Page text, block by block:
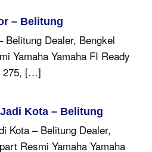
– Belitung
Belitung Dealer, Bengkel
Yamaha Yamaha FI Ready
275, […]
Kota – Belitung
Kota – Belitung Dealer,
Resmi Yamaha Yamaha